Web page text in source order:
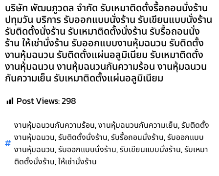
บริษัท พัฒนภูวดล จำกัด รับเหมาติดตั้งรื้อถอนนั่งร้าน
ปทุมวัน บริการ รับออกแบบนั่งร้าน รับเขียนแบบนั่งร้าน
รับติดตั้งนั่งร้าน รับเหมาติดตั้งนั่งร้าน รับรื้อถอนนั่ง
ร้าน ให้เช่านั่งร้าน รับออกแบบงานหุ้มฉนวน รับติดตั้ง
งานหุ้มฉนวน รับติดตั้งแผ่นอลูมิเนียม รับเหมาติดตั้ง
งานหุ้มฉนวน งานหุ้มฉนวนกันความร้อน งานหุ้มฉนวน
กันความเย็น รับเหมาติดตั้งแผ่นอลูมิเนียม
Post Views:298
งานหุ้มฉนวนกันความร้อน,งานหุ้มฉนวนกันความเย็น,รับติดตั้ง
งานหุ้มฉนวน,รับติดตั้งนั่งร้าน,รับรื้อถอนนั่งร้าน,รับออกแบบ
งานหุ้มฉนวน,รับออกแบบนั่งร้าน,รับเขียนแบบนั่งร้าน,รับเหมา
ติดตั้งนั่งร้าน,ให้เช่านั่งร้าน